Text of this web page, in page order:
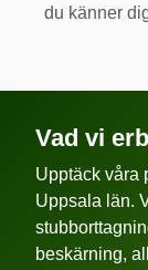
du känner
Vad vi
Upptäck våra
Uppsala län.
beskärning,